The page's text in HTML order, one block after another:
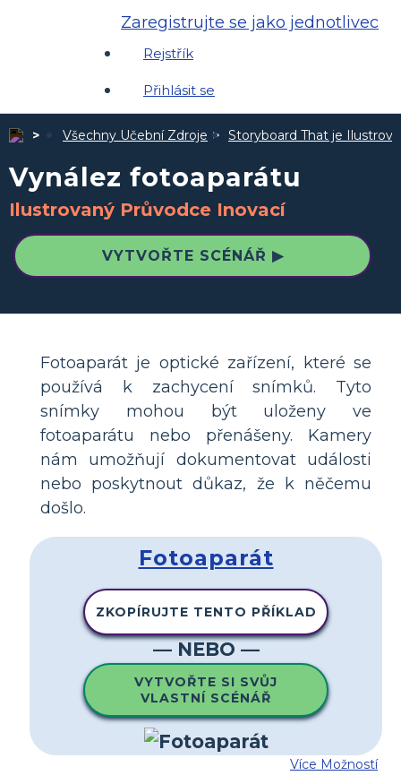
Zaregistrujte se jako jednotlivec
Rejstřík
Přihlásit se
Všechny Učební Zdroje Storyboard That je
Vynález fotoaparátu
Ilustrovaný Průvodce Inovací
VYTVOŘTE SCÉNÁŘ ▶
Fotoaparát je optické zařízení, které se
používá k zachycení snímků. Tyto
snímky mohou být uloženy ve
fotoaparátu nebo přenášeny. Kamery
nám umožňují dokumentovat události
nebo poskytnout důkaz, že k něčemu
došlo.
Fotoaparát
ZKOPÍRUJTE TENTO PŘÍKLAD
— NEBO —
VYTVOŘTE SI SVŮJ
VLASTNÍ SCÉNÁŘ
Více Možností